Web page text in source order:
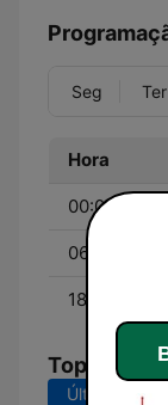
Seg Ter
Hora
00:00 -
06:00 - 18:00
18:00 - 00:00
Top
Últimos 7 dias